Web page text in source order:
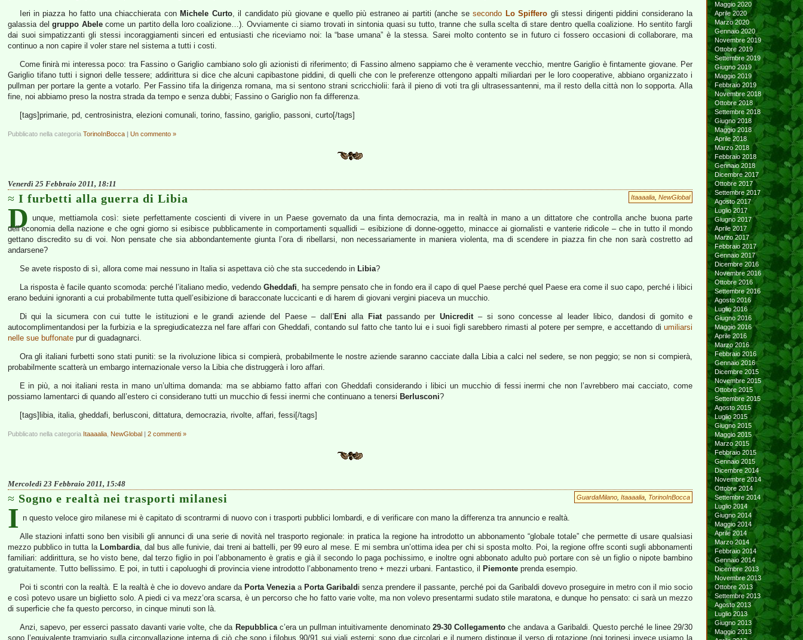
Ieri in piazza ho fatto una chiacchierata con Michele Curto, il candidato più giovane e quello più estraneo ai partiti (anche sesecondo Lo Spiffero gli stessi dirigenti piddini considerano la
galassia delgruppo Abelecome un partito della loro coalizione…). Ovviamente ci siamo trovati in sintonia quasi su tutto, tranne che sulla scelta di stare dentro quella coalizione. Ho sentito fargli
dai suoi simpatizzanti gli stessi incoraggiamenti sinceri ed entusiasti che riceviamo noi: la “base umana” è la stessa. Sarei molto contento se in futuro ci fossero occasioni di collaborare, ma
continuo a non capire il voler stare nel sistema a tutti i costi.
Come finirà mi interessa poco: tra Fassino o Gariglio cambiano solo gli azionisti di riferimento; di Fassino almeno sappiamo che è veramente vecchio, mentre Gariglio è fintamente giovane. Per
Gariglio tifano tutti i signori delle tessere; addirittura si dice che alcuni capibastone piddini, di quelli che con le preferenze ottengono appalti miliardari per le loro cooperative, abbiano organizzato i
pullman per portare la gente a votarlo. Per Fassino tifa la dirigenza romana, ma si sentono strani scricchiolii: farà il pieno di voti tra gli ultrasessantenni, ma il resto della città non lo sopporta. Alla
fine, noi abbiamo preso la nostra strada da tempo e senza dubbi; Fassino o Gariglio non fa differenza.
[tags]primarie, pd, centrosinistra, elezioni comunali, torino, fassino, gariglio, passoni, curto[/tags]
Pubblicato nella categoria TorinoInBocca | Un commento »
Venerdì 25 Febbraio 2011, 18:11
Itaaaalia NewGlobal
I furbetti alla guerra di Libia
D unque, mettiamola così: siete perfettamente coscienti di vivere in un Paese governato da una finta democrazia, ma in realtà in mano a un dittatore che controlla anche buona parte
dell’economia della nazione e che ogni giorno si esibisce pubblicamente in comportamenti squallidi – esibizione di donne-oggetto, minacce ai giornalisti e vanterie ridicole – che in tutto il mondo
gettano discredito su di voi. Non pensate che sia abbondantemente giunta l’ora di ribellarsi, non necessariamente in maniera violenta, ma di scendere in piazza fin che non sarà costretto ad
andarsene?
Se avete risposto di sì, allora come mai nessuno in Italia si aspettava ciò che sta succedendo in Libia?
La risposta è facile quanto scomoda: perché l’italiano medio, vedendo Gheddafi, ha sempre pensato che in fondo era il capo di quel Paese perché quel Paese era come il suo capo, perché i libici
erano beduini ignoranti a cui probabilmente tutta quell’esibizione di baracconate luccicanti e di harem di giovani vergini piaceva un mucchio.
Di qui la sicumera con cui tutte le istituzioni e le grandi aziende del Paese – dall’ Eni alla Fiatpassando perUnicredit– si sono concesse al leader libico, dandosi di gomito e
autocomplimentandosi per la furbizia e la spregiudicatezza nel fare affari con Gheddafi, contando sul fatto che tanto lui e i suoi figli sarebbero rimasti al potere per sempre, e accettando di umiliarsi
nelle sue buffonate pur di guadagnarci.
Ora gli italiani furbetti sono stati puniti: se la rivoluzione libica si compierà, probabilmente le nostre aziende saranno cacciate dalla Libia a calci nel sedere, se non peggio; se non si compierà,
probabilmente scatterà un embargo internazionale verso la Libia che distruggerà i loro affari.
E in più, a noi italiani resta in mano un’ultima domanda: ma se abbiamo fatto affari con Gheddafi considerando i libici un mucchio di fessi inermi che non l’avrebbero mai cacciato, come
possiamo lamentarci di quando all’estero ci considerano tutti un mucchio di fessi inermi che continuano a tenersi Berlusconi?
[tags]libia, italia, gheddafi, berlusconi, dittatura, democrazia, rivolte, affari, fessi[/tags]
Pubblicato nella categoria Itaaaalia NewGlobal | 2 commenti »
Mercoledì 23 Febbraio 2011, 15:48
GuardaMilano Itaaaalia TorinoInBocca
Sogno e realtà nei trasporti milanesi
I n questo veloce giro milanese mi è capitato di scontrarmi di nuovo con i trasporti pubblici lombardi, e di verificare con mano la differenza tra annuncio e realtà.
Alle stazioni infatti sono ben visibili gli annunci di una serie di novità nel trasporto regionale: in pratica la regione ha introdotto un abbonamento “globale totale” che permette di usare qualsiasi
mezzo pubblico in tutta la Lombardia, dal bus alle funivie, dai treni ai battelli, per 99 euro al mese. E mi sembra un’ottima idea per chi si sposta molto. Poi, la regione offre sconti sugli abbonamenti
familiari: addirittura, se ho visto bene, dal terzo figlio in poi l’abbonamento è gratis e già il secondo lo paga pochissimo, e inoltre ogni abbonato adulto può portare con sè un figlio o nipote bambino
gratuitamente. Tutto bellissimo. E poi, in tutti i capoluoghi di provincia viene introdotto l’abbonamento treno + mezzi urbani. Fantastico, il
Piemonte prenda esempio.
Poi ti scontri con la realtà. E la realtà è che io dovevo andare da Porta Veneziaa Porta Garibaldi senza prendere il passante, perché poi da Garibaldi dovevo proseguire in metro con il mio socio
e così potevo usare un biglietto solo. A piedi ci va mezz’ora scarsa, è un percorso che ho fatto varie volte, ma non volevo presentarmi sudato stile maratona, e dunque ho pensato: ci sarà un mezzo
di superficie che fa questo percorso, in cinque minuti son là.
Anzi, sapevo, per esserci passato davanti varie volte, che da Repubblicac’era un pullman intuitivamente denominato 29-30 Collegamento che andava a Garibaldi. Questo perché le linee 29/30
sono l’equivalente tramviario sulla circonvallazione interna di ciò che sono i filobus 90/91 sui viali esterni: sono due circolari e il numero distingue il verso di rotazione (noi torinesi invece usiamo la
Maggio 2020
Aprile 2020
Marzo 2020
Gennaio 2020
Novembre 2019
Ottobre 2019
Settembre 2019
Giugno 2019
Maggio 2019
Febbraio 2019
Novembre 2018
Ottobre 2018
Settembre 2018
Giugno 2018
Maggio 2018
Aprile 2018
Marzo 2018
Febbraio 2018
Gennaio 2018
Dicembre 2017
Ottobre 2017
Settembre 2017
Agosto 2017
Luglio 2017
Giugno 2017
Aprile 2017
Marzo 2017
Febbraio 2017
Gennaio 2017
Dicembre 2016
Novembre 2016
Ottobre 2016
Settembre 2016
Agosto 2016
Luglio 2016
Giugno 2016
Maggio 2016
Aprile 2016
Marzo 2016
Febbraio 2016
Gennaio 2016
Dicembre 2015
Novembre 2015
Ottobre 2015
Settembre 2015
Agosto 2015
Luglio 2015
Giugno 2015
Maggio 2015
Marzo 2015
Febbraio 2015
Gennaio 2015
Dicembre 2014
Novembre 2014
Ottobre 2014
Settembre 2014
Luglio 2014
Giugno 2014
Maggio 2014
Aprile 2014
Marzo 2014
Febbraio 2014
Gennaio 2014
Dicembre 2013
Novembre 2013
Ottobre 2013
Settembre 2013
Agosto 2013
Luglio 2013
Giugno 2013
Maggio 2013